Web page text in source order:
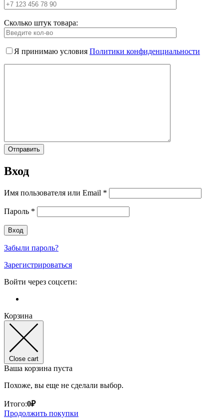
Сколько штук товара:
Я принимаю условия Политики конфиденциальности
Вход
Имя пользователя или Email *
Пароль *
Забыли пароль?
Зарегистрироваться
Войти через соцсети:
Корзина
Close cart
Ваша корзина пуста
Похоже, вы еще не сделали выбор.
Итого:0₽
Продолжить покупки